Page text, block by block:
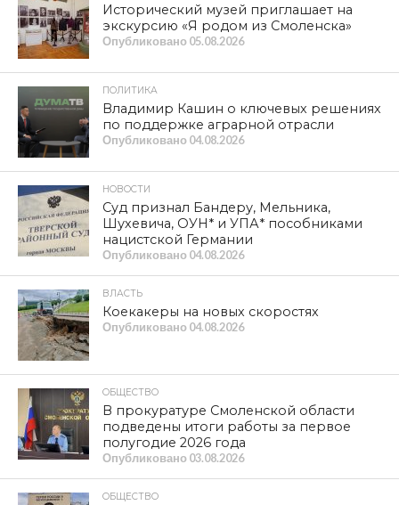
Исторический музей приглашает на
экскурсию «Я родом из Смоленска»
Опубликовано 05.08.2026
ПОЛИТИКА
Владимир Кашин о ключевых решениях
по поддержке аграрной отрасли
Опубликовано 04.08.2026
НОВОСТИ
Суд признал Бандеру, Мельника,
Шухевича, ОУН* и УПА* пособниками
нацистской Германии
Опубликовано 04.08.2026
ВЛАСТЬ
Коекакеры на новых скоростях
Опубликовано 04.08.2026
ОБЩЕСТВО
В прокуратуре Смоленской области
подведены итоги работы за первое
полугодие 2026 года
Опубликовано 03.08.2026
ОБЩЕСТВО